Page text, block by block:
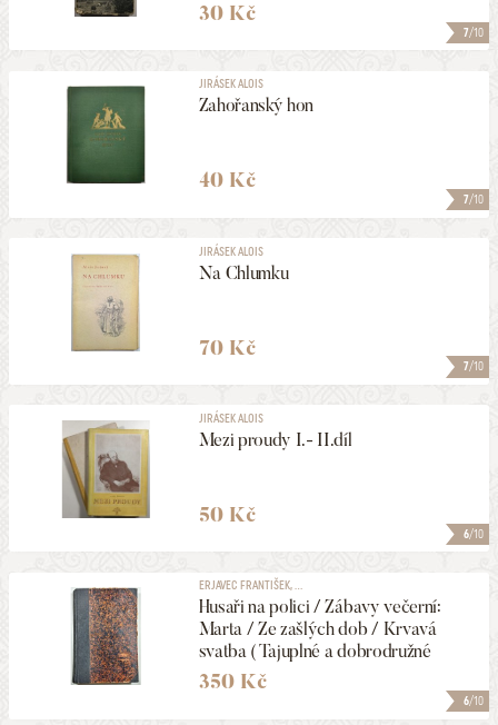
7/10
30 Kč
7/10
JIRÁSEK ALOIS
Zahořanský hon
40 Kč
7/10
JIRÁSEK ALOIS
Na Chlumku
70 Kč
6/10
JIRÁSEK ALOIS
Mezi proudy I.- II.díl
50 Kč
6/10
ERJAVEC FRANTIŠEK, ...
Husaři na polici / Zábavy večerní:
Marta / Ze zašlých dob / Krvavá
svatba ( Tajuplné a dobrodružné
povídky 24 )
350 Kč